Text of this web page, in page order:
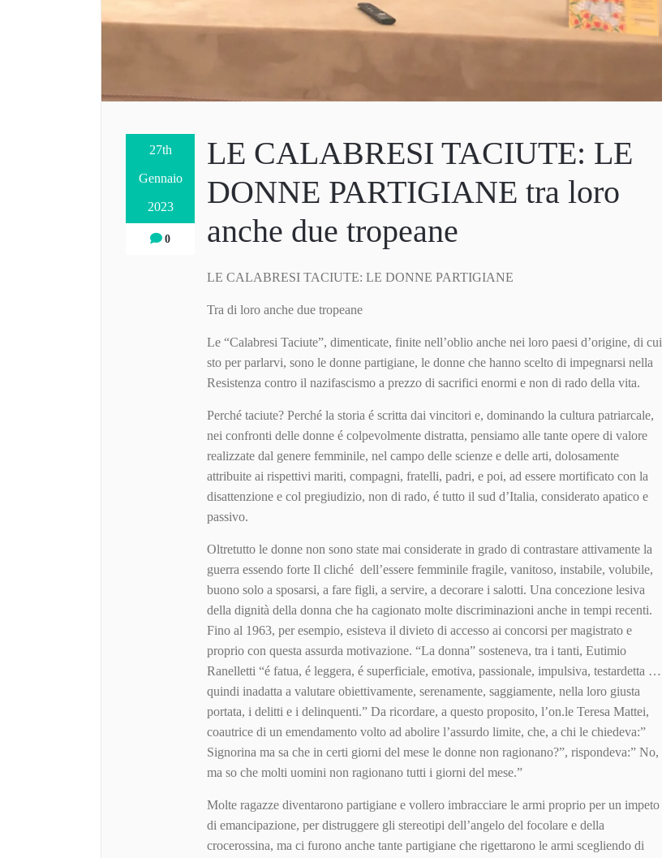
27th
Gennaio
2023
0
LE CALABRESI TACIUTE: LE
DONNE PARTIGIANE tra loro
anche due tropeane
LE CALABRESI TACIUTE: LE DONNE PARTIGIANE
Tra di loro anche due tropeane
Le “Calabresi Taciute”, dimenticate, finite nell’oblio anche nei loro paesi d’origine, di cui
sto per parlarvi, sono le donne partigiane, le donne che hanno scelto di impegnarsi nella
Resistenza contro il nazifascismo a prezzo di sacrifici enormi e non di rado della vita.
Perché taciute? Perché la storia é scritta dai vincitori e, dominando la cultura patriarcale,
nei confronti delle donne é colpevolmente distratta, pensiamo alle tante opere di valore
realizzate dal genere femminile, nel campo delle scienze e delle arti, dolosamente
attribuite ai rispettivi mariti, compagni, fratelli, padri, e poi, ad essere mortificato con la
disattenzione e col pregiudizio, non di rado, é tutto il sud d’Italia, considerato apatico e
passivo.
Oltretutto le donne non sono state mai considerate in grado di contrastare attivamente la
guerra essendo forte Il cliché dell’essere femminile fragile, vanitoso, instabile, volubile,
buono solo a sposarsi, a fare figli, a servire, a decorare i salotti. Una concezione lesiva
della dignità della donna che ha cagionato molte discriminazioni anche in tempi recenti.
Fino al 1963, per esempio, esisteva il divieto di accesso ai concorsi per magistrato e
proprio con questa assurda motivazione. “La donna” sosteneva, tra i tanti, Eutimio
Ranelletti “é fatua, é leggera, é superficiale, emotiva, passionale, impulsiva, testardetta …
quindi inadatta a valutare obiettivamente, serenamente, saggiamente, nella loro giusta
portata, i delitti e i delinquenti.” Da ricordare, a questo proposito, l’on.le Teresa Mattei,
coautrice di un emendamento volto ad abolire l’assurdo limite, che, a chi le chiedeva:”
Signorina ma sa che in certi giorni del mese le donne non ragionano?”, rispondeva:” No,
ma so che molti uomini non ragionano tutti i giorni del mese.”
Molte ragazze diventarono partigiane e vollero imbracciare le armi proprio per un impeto
di emancipazione, per distruggere gli stereotipi dell’angelo del focolare e della
crocerossina, ma ci furono anche tante partigiane che rigettarono le armi scegliendo di